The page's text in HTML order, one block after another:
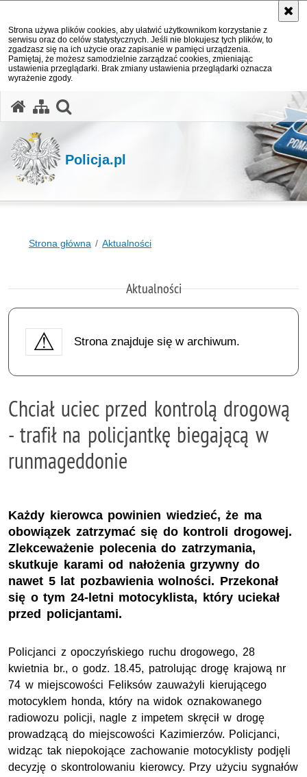
Strona używa plików cookies, aby ułatwić użytkownikom korzystanie z
serwisu oraz do celów statystycznych. Jeśli nie blokujesz tych plików, to
zgadzasz się na ich użycie oraz zapisanie w pamięci urządzenia.
Pamiętaj, że możesz samodzielnie zarządzać cookies, zmieniając
ustawienia przeglądarki. Brak zmiany ustawienia przeglądarki oznacza
wyrażenie zgody.
Policja.pl
Strona główna Aktualności
Aktualności
Strona znajduje się w archiwum.
Chciał uciec przed kontrolą drogową
- trafił na policjantkę biegającą w
runmageddonie
Każdy kierowca powinien wiedzieć, że ma
obowiązek zatrzymać się do kontroli drogowej.
Zlekceważenie polecenia do zatrzymania,
skutkuje karami od nałożenia grzywny do
nawet 5 lat pozbawienia wolności. Przekonał
się o tym 24-letni motocyklista, który uciekał
przed policjantami.
Policjanci z opoczyńskiego ruchu drogowego, 28
kwietnia br., o godz. 18.45, patrolując drogę krajową nr
74 w miejscowości Feliksów zauważyli kierującego
motocyklem honda, który na widok oznakowanego
radiowozu policji, nagle z impetem skręcił w drogę
prowadzącą do miejscowości Kazimierzów. Policjanci,
widząc tak niepokojące zachowanie motocyklisty podjęli
decyzję o skontrolowaniu kierowcy. Przy użyciu sygnałów